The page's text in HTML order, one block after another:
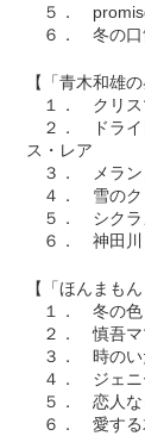
５．
６． 冬の口
【「青木和雄
１． クリス
２． ドライ
ス・レア
３． メラン
４． 雪のク
５． シクラ
６． 神田
【「ほんまも
１． 冬の
２． 慎吾マ
３． 時の
４． ジェニ
５． 恋人
６． 愛する